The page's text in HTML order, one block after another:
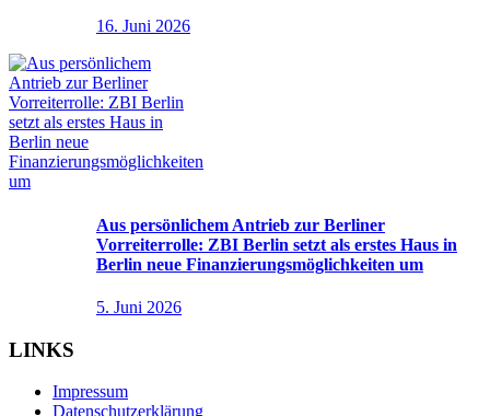
16. Juni 2026
Aus persönlichem Antrieb zur Berliner
Vorreiterrolle: ZBI Berlin setzt als erstes Haus in
Berlin neue Finanzierungsmöglichkeiten um
5. Juni 2026
LINKS
Impressum
Datenschutzerklärung